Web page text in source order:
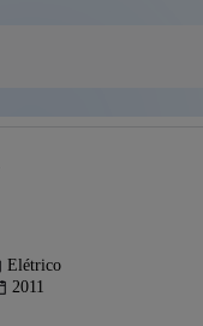
Elétrico
2011